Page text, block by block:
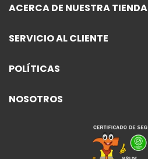
ACERCA DE NUESTRA TIENDA
SERVICIO AL CLIENTE
POLÍTICAS
NOSOTROS